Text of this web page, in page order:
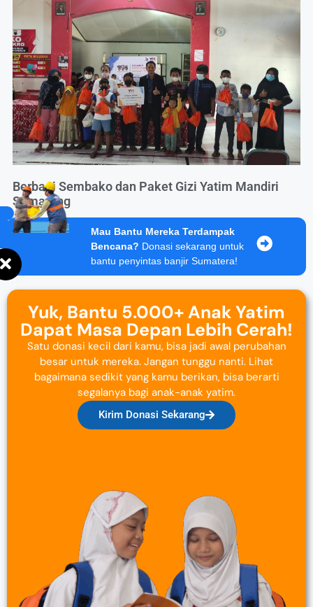
Berbagi Sembako dan Paket Gizi Yatim Mandiri
Semarang
Mau Bantu Mereka Terdampak
Bencana? Donasi sekarang untuk
bantu penyintas banjir Sumatera!
Yuk, Bantu 5.000+ Anak Yatim
Dapat Masa Depan Lebih Cerah!
Satu donasi kecil dari kamu, bisa jadi awal perubahan
besar untuk mereka. Jangan tunggu nanti. Lihat
bagaimana sedikit yang kamu berikan, bisa berarti
segalanya bagi anak-anak yatim.
Kirim Donasi Sekarang